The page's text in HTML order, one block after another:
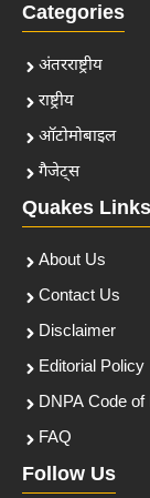
Categories
अंतरराष्ट्रीय
राष्ट्रीय
ऑटोमोबाइल
गैजेट्स
Quakes Links
About Us
Contact Us
Disclaimer
Editorial Policy
DNPA Code of
FAQ
Follow Us